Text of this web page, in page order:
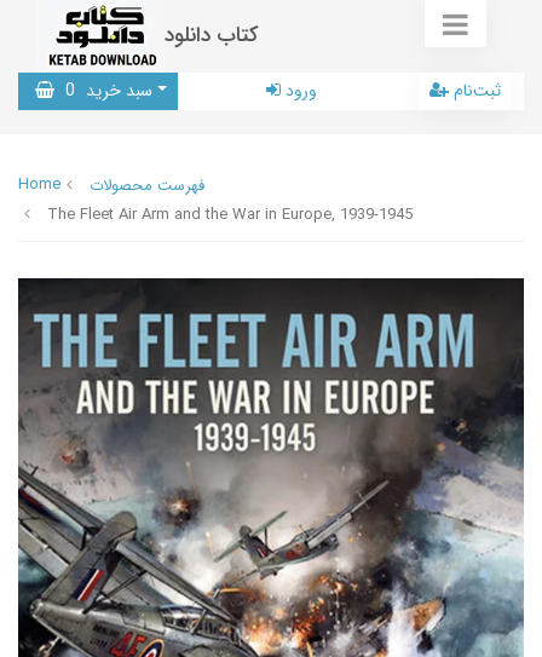
کتاب دانلود
سبد خرید 0 ورود ثبت‌نام
Home
فهرست محصولات
The Fleet Air Arm and the War in Europe, 1939-1945